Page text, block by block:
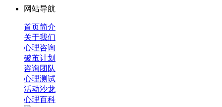
网站导航
首页简介
关于我们
心理咨询
破茧计划
咨询团队
心理测试
活动沙龙
心理百科